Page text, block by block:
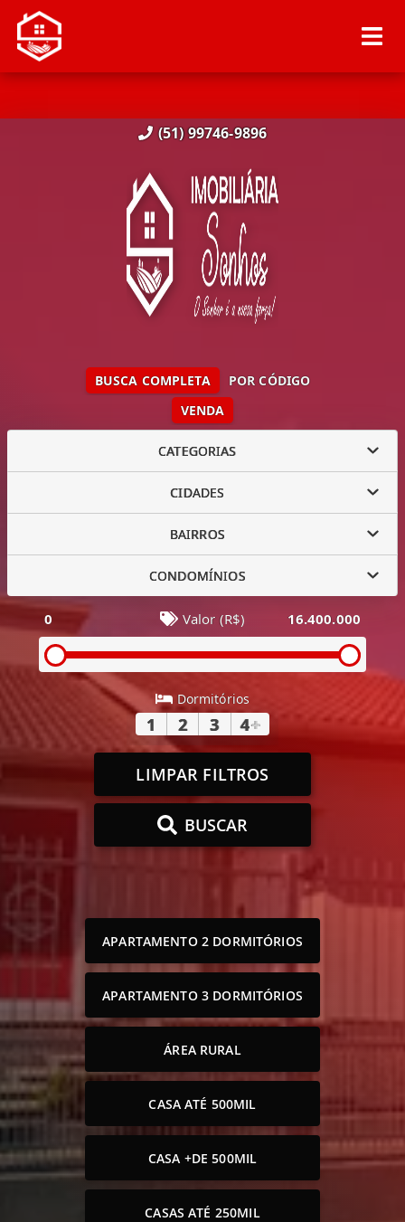
(51) 99746-9896
VENDA
BUSCA COMPLETA POR CÓDIGO
CATEGORIAS
CIDADES
BAIRROS
CONDOMÍNIOS
0 Valor (R$) 16.400.000
Dormitórios
1 2 3 4+
LIMPAR FILTROS
BUSCAR
APARTAMENTO 2 DORMITÓRIOS
APARTAMENTO 3 DORMITÓRIOS
ÁREA RURAL
CASA ATÉ 500MIL
CASA +DE 500MIL
CASAS ATÉ 250MIL